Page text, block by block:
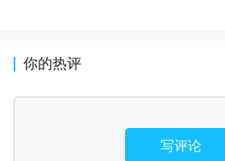
你的热评
写评论